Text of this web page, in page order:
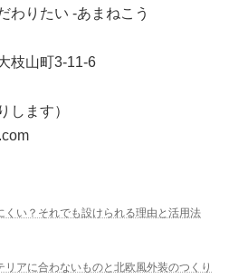
わりたい -あまねこう
枝山町3-11-6
します）
くい？それでも設けられる理由と活用法
アに合わないものと北欧風外装のつくり